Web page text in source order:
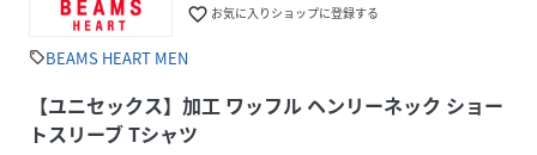
favorite_border お気に入りショップに登録する
sellBEAMS HEART MEN
【ユニセックス】加工 ワッフル ヘンリーネック ショー
トスリーブ Tシャツ